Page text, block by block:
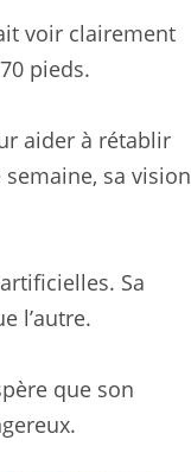
voir clairement
pieds.
aider à rétablir
sa vision
Sa
l’autre.
que son